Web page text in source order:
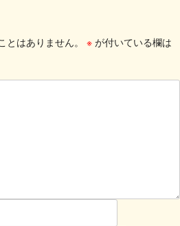
はありません。
※ が付いている欄は